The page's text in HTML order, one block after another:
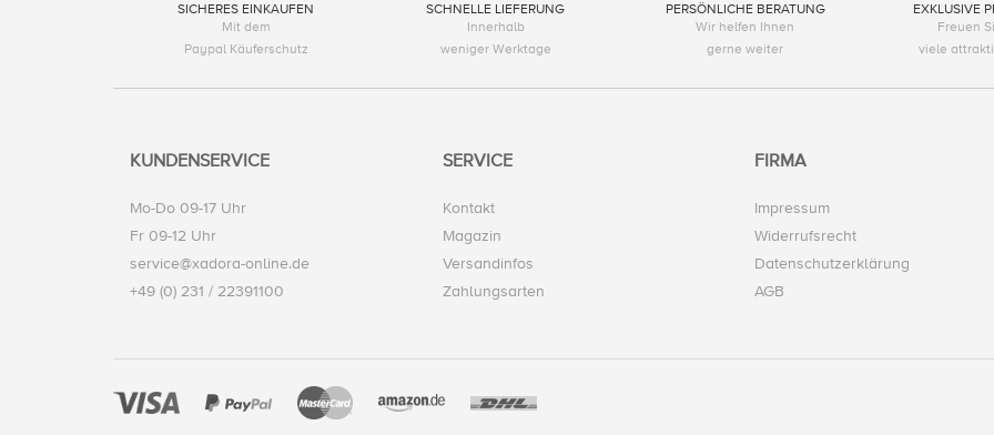
SICHERES EINKAUFEN
Mit dem
Paypal Käuferschutz
SCHNELLE LIEFERUNG
Innerhalb
weniger Werktage
PERSÖNLICHE BERATUNG
Wir helfen Ihnen
gerne weiter
EXKLUSIVE
Freuen
viele
KUNDENSERVICE
Mo-Do 09-17 Uhr
Fr 09-12 Uhr
service@xadora-online.de
+49 (0) 231 / 22391100
SERVICE
Kontakt
Magazin
Versandinfos
Zahlungsarten
FIRMA
Impressum
Widerrufsrecht
Datenschutzerklärung
AGB